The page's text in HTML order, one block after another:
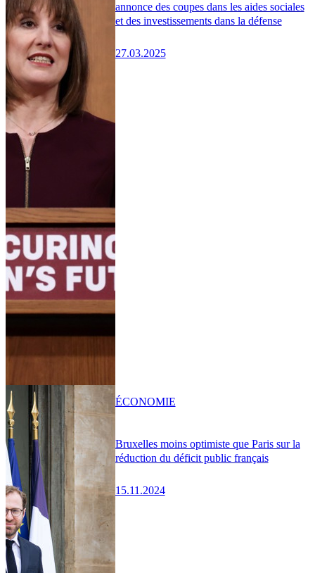
annonce des coupes dans les aides sociales
et des investissements dans la défense
27.03.2025
Bruxelles moins optimiste que Paris sur la
réduction du déficit public français
15.11.2024
ÉCONOMIE